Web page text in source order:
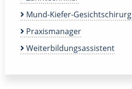
Mund-Kiefer-Gesichtschirurg
Praxismanager
Weiterbildungsassistent